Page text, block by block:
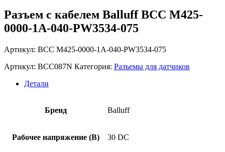
Разъем с кабелем Balluff BCC M425-
0000-1A-040-PW3534-075
Артикул: BCC M425-0000-1A-040-PW3534-075
Артикул: BCC087N Категория: Разъемы для датчиков
Детали
Бренд Balluff
Рабочее напряжение (В) 30 DC